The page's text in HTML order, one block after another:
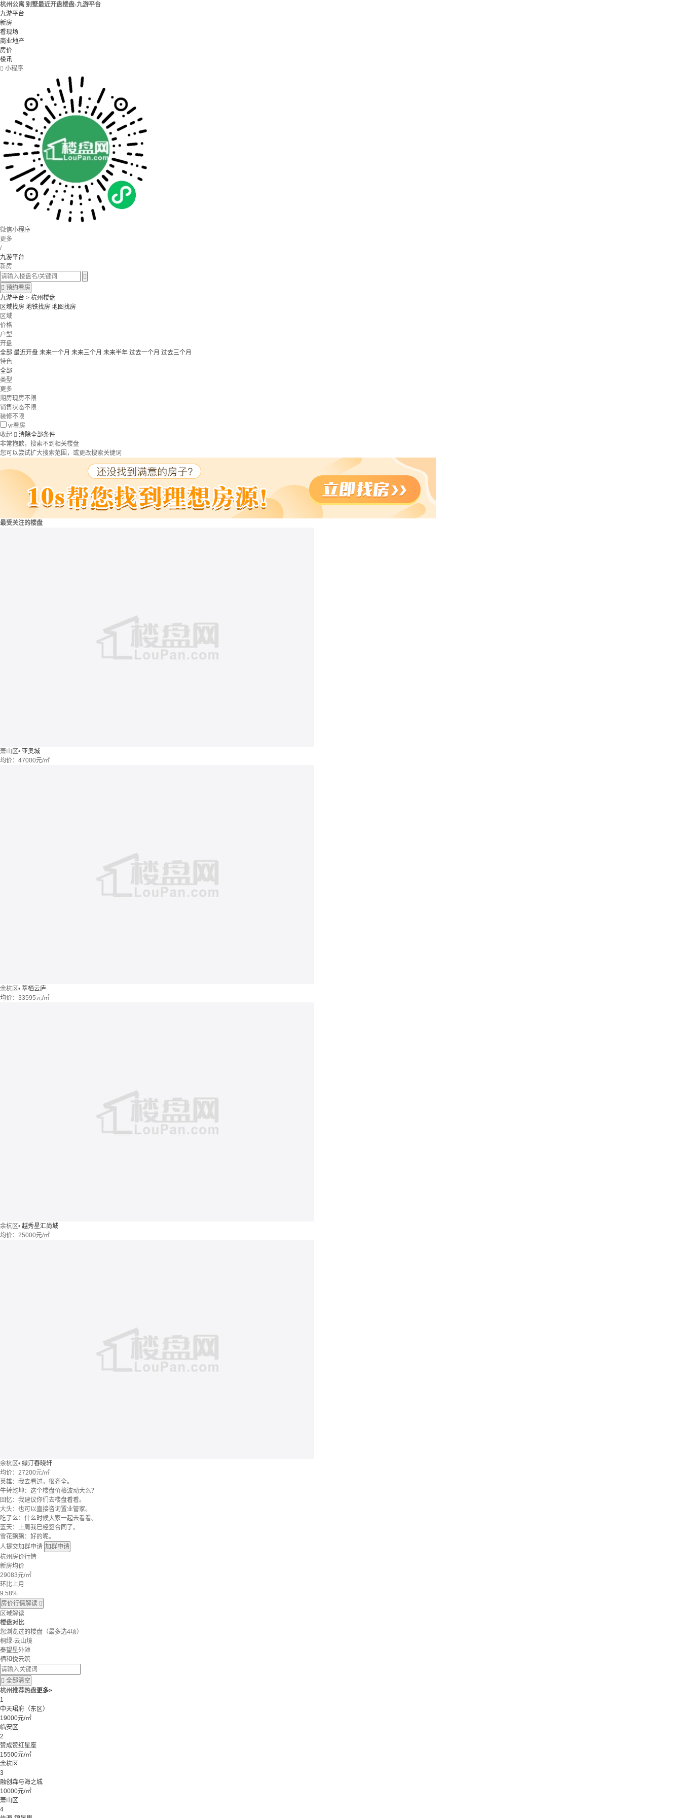
杭州公寓 别墅最近开盘楼盘-九游平台
九游平台
新房
看现场
商业地产
房价
楼讯
 小程序
微信小程序
更多
/
九游平台
新房

 预约看房
九游平台 > 杭州楼盘
区域找房 地铁找房 地图找房
区域
价格
户型
开盘
全部 最近开盘 未来一个月 未来三个月 未来半年 过去一个月 过去三个月
特色
全部
类型
更多
期房现房不限
销售状态不限
装修不限
vr看房
收起  清除全部条件
非常抱歉，搜索不到相关楼盘
您可以尝试扩大搜索范围，或更改搜索关键词
最受关注的楼盘
萧山区• 亚奥城
均价： 47000元/㎡
余杭区• 萃栖云庐
均价： 33595元/㎡
余杭区• 越秀星汇尚城
均价： 25000元/㎡
余杭区• 绿汀春晓轩
均价： 27200元/㎡
英雄：我去看过，很齐全。
牛转乾坤：这个楼盘价格波动大么？
回忆：我建议你们去楼盘看看。
大头：也可以直接咨询置业管家。
吃了么：什么时候大家一起去看看。
蓝天：上周我已经签合同了。
雪花飘飘：好的呢。
人提交加群申请 加群申请
杭州房价行情
新房均价
29083元/㎡
环比上月
9.58%
房价行情解读 
区域解读
楼盘对比
您浏览过的楼盘 （最多选4项）
桐绿·云山境
秦望星外滩
栖和悦云筑
 全部清空
杭州推荐热盘更多>
1
中天珺府（东区）
19000元/㎡
临安区
2
赞成赞红星座
15500元/㎡
余杭区
3
融创森与海之城
10000元/㎡
萧山区
4